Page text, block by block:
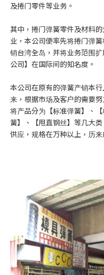
及捲门零件等业务。
其中，捲门弹簧零件及材料
业，本公司便率先将捲门弹
销台湾全岛，并将业务范围
公司】在国际间的知名度。
本公司在原有的弹簧产销本
来，根据市场及客户的需要
将产品分为【标准弹簧】、
簧】、【甩直钢丝】等几大
供应，规格在万种以上，历来